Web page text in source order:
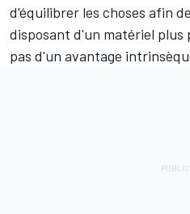
d'équilibrer les choses afin
disposant d'un matériel
pas d'un avantage